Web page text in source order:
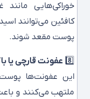
خوراکی‌هایی مانند
کافئین می‌توانند
پوست مقعد شوند.
8️⃣ عفونت قارچی یا
این عفونت‌ها
ملتهب می‌کنند و